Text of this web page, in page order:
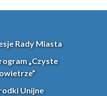
Rady Miasta
„Czyste
Unijne